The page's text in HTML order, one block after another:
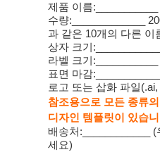
제품 이름
수량:_____________
과 같은 10개의 다른 이
상자 크기
라벨 크기
표면 마감
로고 또는 삽화 파일(.ai,
참조용으로 모든 종류
디자인 템플릿이 있습
배송처:____________
세요)